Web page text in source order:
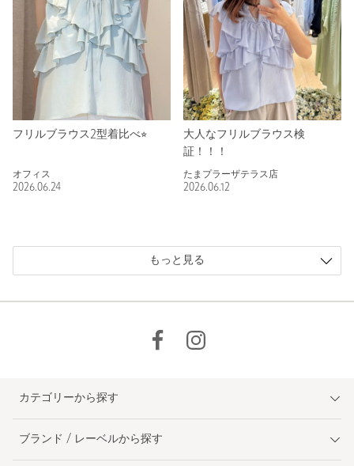
フリルブラウス2型着比べ⭐︎
オフィス
2026.06.24
大人なフリルブラウス検
証！！！
たまプラーザテラス店
2026.06.12
もっと見る
カテゴリーから探す
ブランド / レーベルから探す